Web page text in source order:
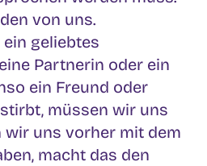
von uns.
geliebtes
Partnerin oder ein
ein Freund oder
müssen wir uns
wir uns vorher mit dem
macht das den